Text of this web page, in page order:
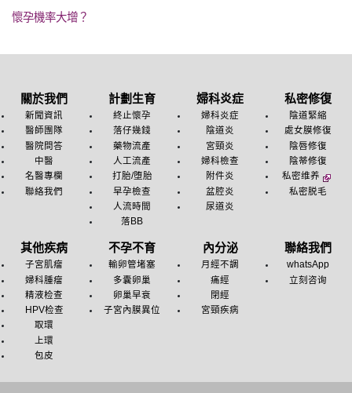
懷孕機率大增？
關於我們
新聞資訊
醫師團隊
醫院問答
中醫
名醫專欄
聯絡我們
計劃生育
終止懷孕
落仔幾錢
藥物流產
人工流產
打胎/堕胎
早孕檢查
人流時間
落BB
婦科炎症
婦科炎症
陰道炎
宮頸炎
婦科檢查
附件炎
盆腔炎
尿道炎
私密修復
陰道緊縮
處女膜修復
陰唇修復
陰蒂修復
私密维养
私密脱毛
其他疾病
子宮肌瘤
婦科腫瘤
精液检查
HPV检查
取環
上環
包皮
不孕不育
輸卵管堵塞
多囊卵巢
卵巢早衰
子宮內膜異位
內分泌
月經不調
痛經
閉經
宮頸疾病
聯絡我們
whatsApp
立刻咨询